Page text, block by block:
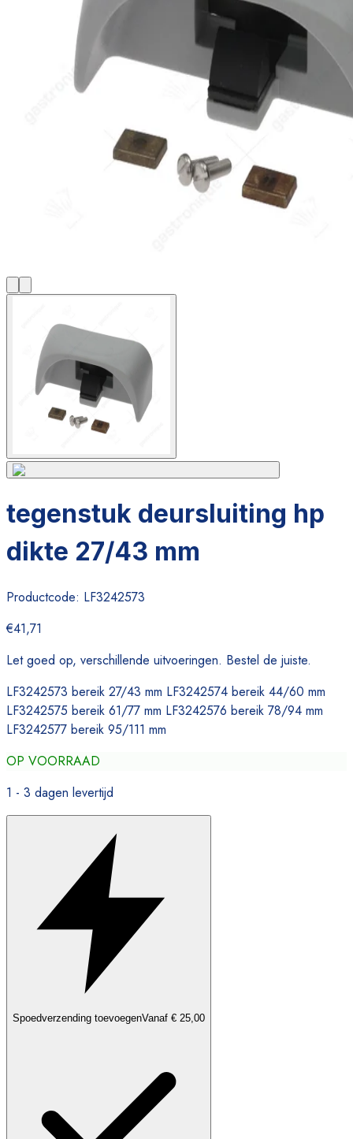
tegenstuk deursluiting hp
dikte 27/43 mm
Productcode: LF3242573
€41,71
Let goed op, verschillende uitvoeringen. Bestel de juiste.
LF3242573 bereik 27/43 mm LF3242574 bereik 44/60 mm
LF3242575 bereik 61/77 mm LF3242576 bereik 78/94 mm
LF3242577 bereik 95/111 mm
OP VOORRAAD
1 - 3 dagen levertijd
Spoedverzending toevoegenVanaf € 25,00